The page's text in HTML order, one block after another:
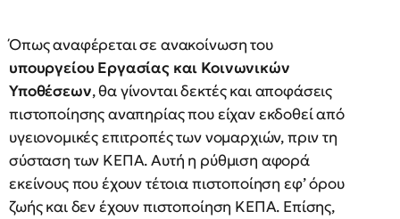
Όπως αναφέρεται σε ανακοίνωση του
υπουργείου Εργασίας και Κοινωνικών
Υποθέσεων, θα γίνονται δεκτές και αποφάσεις
πιστοποίησης αναπηρίας που είχαν εκδοθεί από
υγειονομικές επιτροπές των νομαρχιών, πριν τη
σύσταση των ΚΕΠΑ. Αυτή η ρύθμιση αφορά
εκείνους που έχουν τέτοια πιστοποίηση εφ’ όρου
ζωής και δεν έχουν πιστοποίηση ΚΕΠΑ. Επίσης,